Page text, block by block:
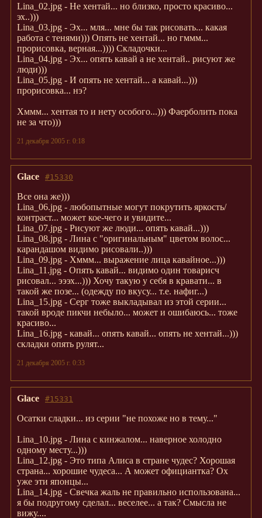
Lina_02.jpg - Не хентай... но близко, просто красиво...
эх..)))
Lina_03.jpg - Эх... мля... мне бы так рисовать... какая
работа с тенями))) Опять не хентай... но гммм...
прорисовка, верная...)))) Складочки...
Lina_04.jpg - Эх... опять кавай а не хентай.. рисуют же
люди)))
Lina_05.jpg - И опять не хентай... а кавай...)))
прорисовка... нэ?
Хммм... хентая то и нету особого...))) Фаерболить пока
не за что)))
21 декабря 2005 г. 0:18
#15330
Glace
Все она же)))
Lina_06.jpg - любопытные могут покрутить яркость/
контраст... может кое-чего и увидите...
Lina_07.jpg - Рисуют же люди... опять кавай...)))
Lina_08.jpg - Лина с "оригинальным" цветом волос...
карандашом видимо рисовали..)))
Lina_09.jpg - Хммм... выражение лица кавайное...)))
Lina_11.jpg - Опять кавай... видимо один товарисч
рисовал... эээх...))) Хочу такую у себя в кравати... в
такой же позе... (одежду по вкусу... т.е. нафиг...)
Lina_15.jpg - Серг тоже выкладывал из этой серии...
такой вроде пикчи небыло... может и ошибаюсь... тоже
красиво...
Lina_16.jpg - кавай... опять кавай... опять не хентай...)))
складки опять рулят...
21 декабря 2005 г. 0:33
#15331
Glace
Осатки сладки... из серии "не похоже но в тему..."
Lina_10.jpg - Лина с кинжалом... наверное холодно
одному месту...)))
Lina_12.jpg - Это типа Алиса в стране чудес? Хорошая
страна... хорошие чудеса... А может официантка? Ох
уже эти японцы...
Lina_14.jpg - Свечка жаль не правильно использована...
я бы подругому сделал... веселее... а так? Смысла не
вижу....